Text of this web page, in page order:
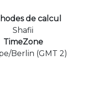
de calcul
Shafii
TimeZone
Berlin (GMT 2)